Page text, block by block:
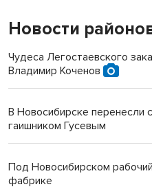
Новости
Чудеса Легостаевского
Владимир Коченов
В Новосибирске перенесли
гаишником Гусевым
Под Новосибирском
фабрике